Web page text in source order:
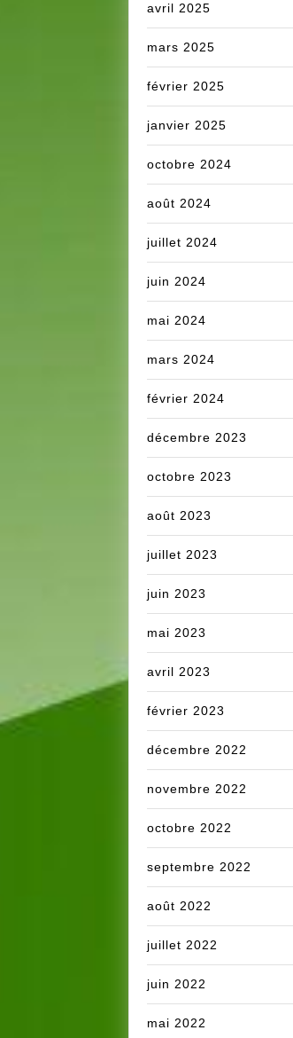
avril 2025
mars 2025
février 2025
janvier 2025
octobre 2024
août 2024
juillet 2024
juin 2024
mai 2024
mars 2024
février 2024
décembre 2023
octobre 2023
août 2023
juillet 2023
juin 2023
mai 2023
avril 2023
février 2023
décembre 2022
novembre 2022
octobre 2022
septembre 2022
août 2022
juillet 2022
juin 2022
mai 2022